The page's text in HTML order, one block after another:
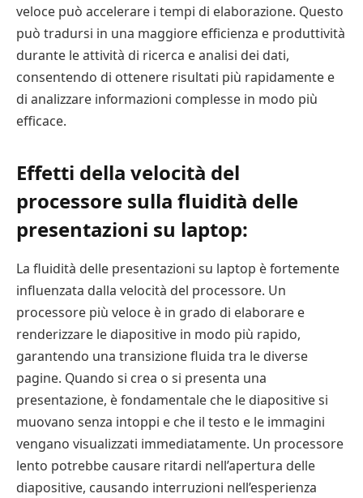
veloce può accelerare i tempi di elaborazione. Questo
può tradursi in una maggiore efficienza e produttività
durante le attività di ricerca e analisi dei dati,
consentendo di ottenere risultati più rapidamente e
di analizzare informazioni complesse in modo più
efficace.
Effetti della velocità del
processore sulla fluidità delle
presentazioni su laptop:
La fluidità delle presentazioni su laptop è fortemente
influenzata dalla velocità del processore. Un
processore più veloce è in grado di elaborare e
renderizzare le diapositive in modo più rapido,
garantendo una transizione fluida tra le diverse
pagine. Quando si crea o si presenta una
presentazione, è fondamentale che le diapositive si
muovano senza intoppi e che il testo e le immagini
vengano visualizzati immediatamente. Un processore
lento potrebbe causare ritardi nell’apertura delle
diapositive, causando interruzioni nell’esperienza